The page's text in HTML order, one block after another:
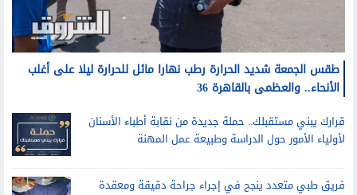
طقس الجمعة شديد الحرارة رطب نهارا مائل للحرارة ليلا على أغلب
الأنحاء.. والعظمى بالقاهرة 36
قرارك يبني مستقبلك.. حملة جديدة من نقابة أطباء الأسنان
لأولياء الأمور حول الدراسة وطبيعة عمل المهنة
بمستشفى الشيخ زايد التخصصي